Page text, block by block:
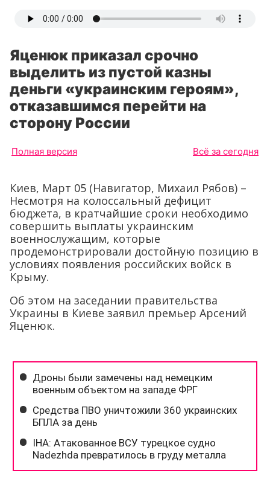
Яценюк приказал срочно
выделить из пустой казны
деньги «украинским героям»,
отказавшимся перейти на
сторону России
Полная версия Всё за сегодня
Киев, Март 05 (Навигатор, Михаил Рябов) –
Несмотря на колоссальный дефицит
бюджета, в кратчайшие сроки необходимо
совершить выплаты украинским
военнослужащим, которые
продемонстрировали достойную позицию в
условиях появления российских войск в
Крыму.
Об этом на заседании правительства
Украины в Киеве заявил премьер Арсений
Яценюк.